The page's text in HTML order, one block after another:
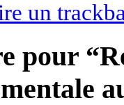
un
pour